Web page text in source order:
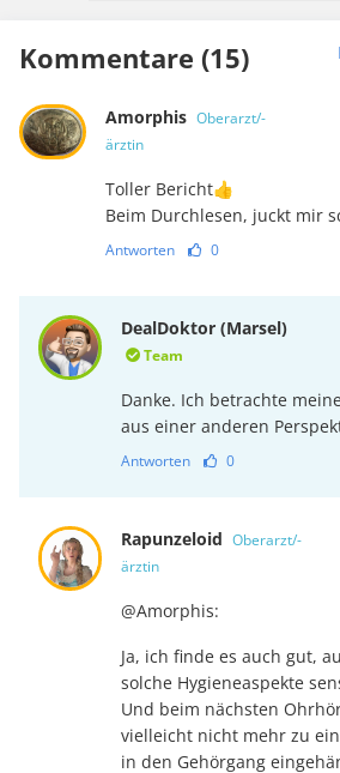
Kommentare (15)
Amorphis Oberarzt/-
ärztin
Toller Bericht👍
Beim Durchlesen, juckt mir
Antworten 0
DealDoktor (Marsel)
Team
Danke. Ich betrachte
aus einer anderen
Antworten 0
Rapunzeloid Oberarzt/-
ärztin
@Amorphis:
Ja, ich finde es auch gut,
solche Hygieneas­pek­te
Und beim nächsten
vielleicht nicht mehr zu
in den Gehör­gang